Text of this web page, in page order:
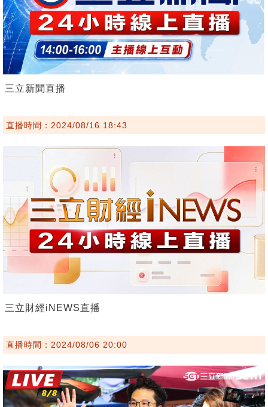
三立新聞直播
直播時間：2024/08/16 18:43
三立財經iNEWS直播
直播時間：2024/08/06 20:00